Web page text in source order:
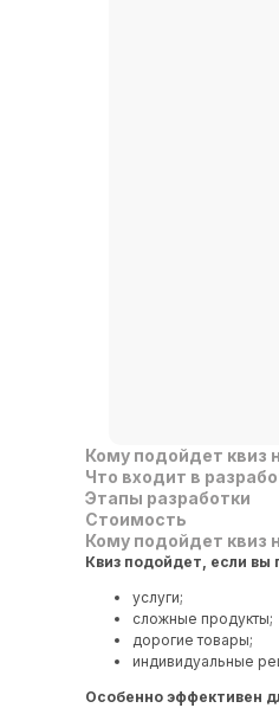
Кому подойдет квиз
Что входит в
Этапы разработки
Стоимость
Кому подойдет квиз
Квиз подойдет, если вы
услуги;
сложные продукты;
дорогие товары;
индивидуальные
Особенно эффективен